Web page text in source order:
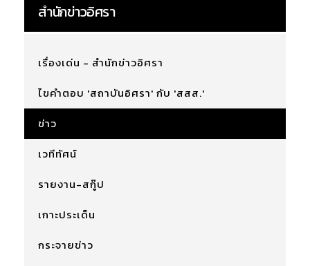
สำนักข่าวอิศรา
เรื่องเด่น - สำนักข่าวอิศรา
ไขคำตอบ 'สถาบันอิศรา' กับ 'สสส.'
ข่าว
เวทีทัศน์
รายงาน-สกู๊ป
เกาะประเด็น
กระจายข่าว